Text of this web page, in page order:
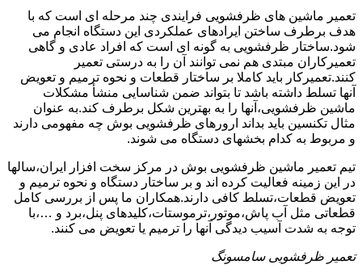
تعمیر ماشین های ظرفشویی فرایندی چند مرحله ای است که با
هدف برطرف ساختن ایرادهای عملکردی این دستگاه انجام می
شود.ساختار ظرفشویی به گونه ای است که افراد عادی و گاهی
تعمیرکاران مبتدی هم نمی توانند آن را به درستی تعمیر
کنند.تعمیرکار باید کاملا بر ساختار قطعات و نحوه ترمیم و تعویض
آنها تسلط داشته باشد تا بتواند ضمن شناسایی منشأ مشکلات
ماشین ظرفشویی،آنها را به بهترین شکل برطرف کند.به عنوان
مثال تکنسین باید بداند ارورهای ظرفشویی بوش چه مفهومی دارند
و مربوط به کدام بخشهای دستگاه می شوند.
تیم تعمیر ماشین ظرفشویی بوش در مرکز سخت افزار ایران،سالها
در این زمینه فعالیت کرده اند و بر ساختار دستگاه و نحوه ترمیم و
تعویض قطعات،تسلط کافی دارند.همکاران ما پس از بررسی کامل
قطعاتی مثل آب پاش،موتور،ترموستات،کلیدهای پنل،برد و …،با
توجه به شدت آسیب دیدگی آنها را ترمیم یا تعویض می کنند.
تعمیر ظرفشویی سامسونگ